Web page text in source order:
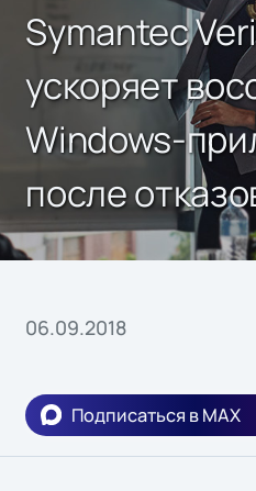
Symantec
ускоряет
Windows-
после
06.09.2018
Подписаться в MAX